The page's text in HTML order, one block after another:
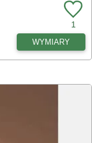
1
WYMIARY